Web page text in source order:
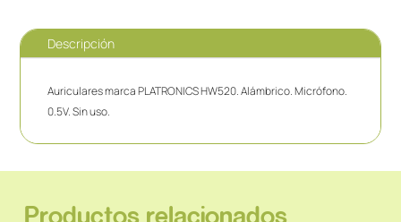
Descripción
Auriculares marca PLATRONICS HW520. Alámbrico. Micrófono.
0.5V. Sin uso.
Productos relacionados